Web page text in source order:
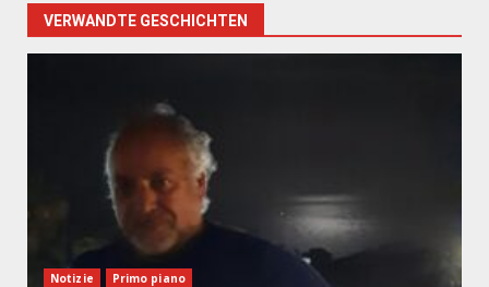
VERWANDTE GESCHICHTEN
Notizie Primo piano